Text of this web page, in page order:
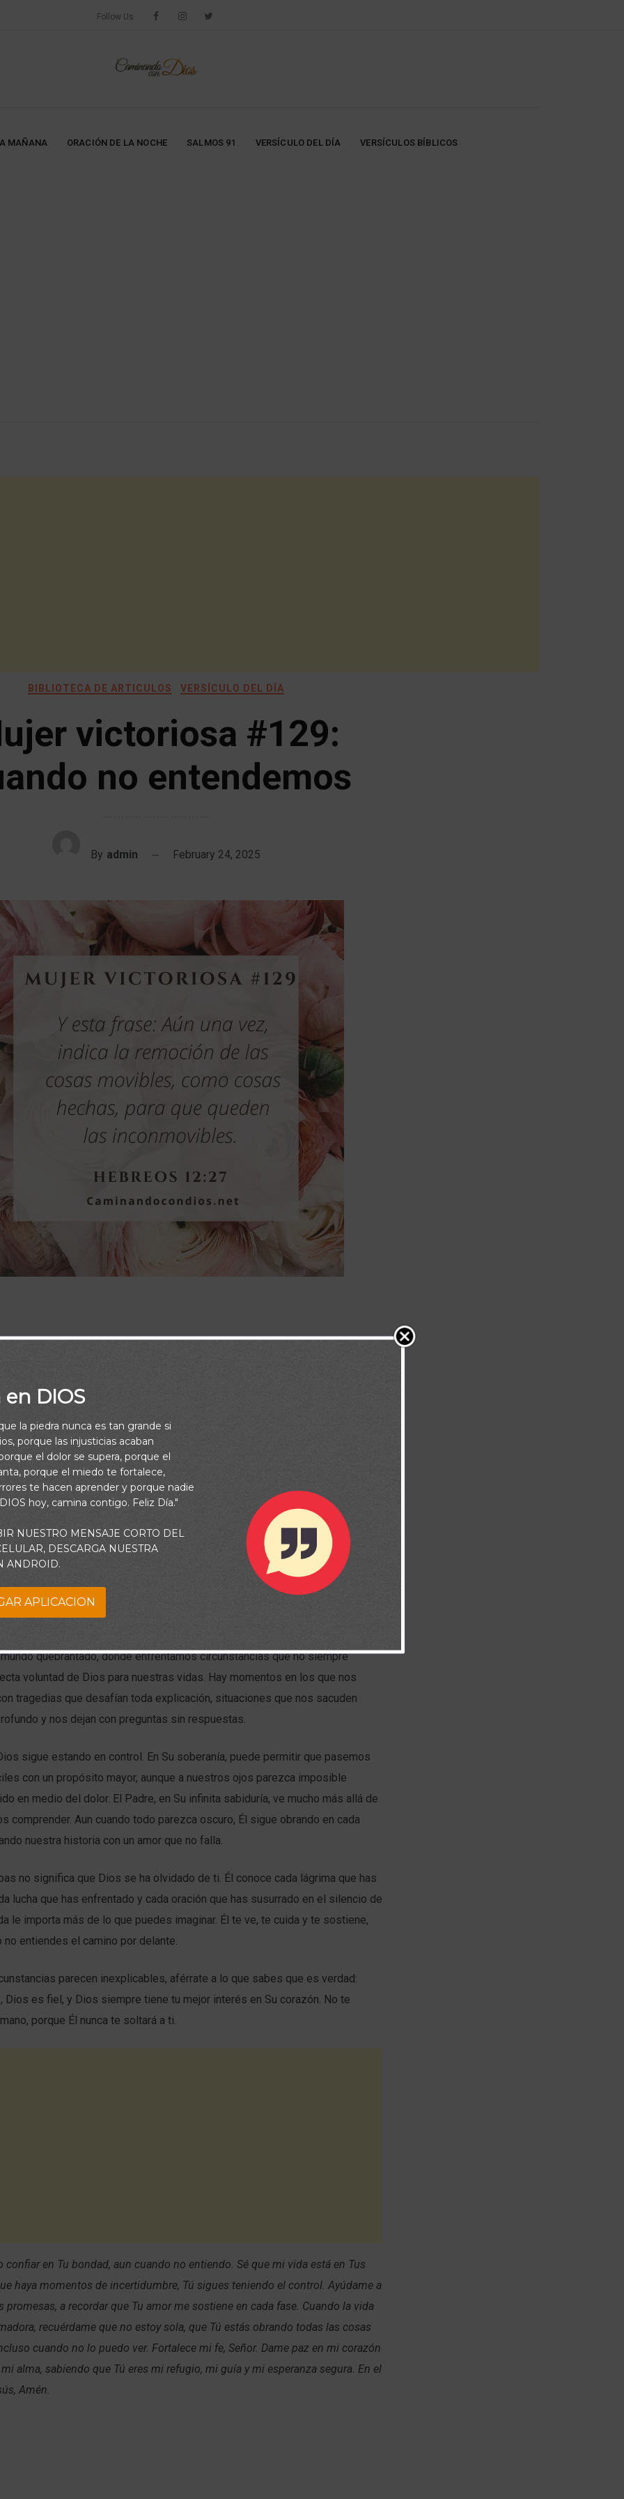
Follow Us
MAÑANA ORACIÓN DE LA NOCHE SALMOS 91 VERSÍCULO DEL DÍA VERSÍCULOS BÍBLICOS
BIBLIOTECA DE ARTICULOS VERSÍCULO DEL DÍA
victoriosa #129:
no entendemos
By admin February 24, 2025
una vez, indica la remoción de las cosas movibles, como cosas hechas,
quebrantado, donde enfrentamos circunstancias que no siempre
voluntad de Dios para nuestras vidas. Hay momentos en los que nos
tragedias que desafían toda explicación, situaciones que nos sacuden
y nos dejan con preguntas sin respuestas.
sigue estando en control. En Su soberanía, puede permitir que pasemos
con un propósito mayor, aunque a nuestros ojos parezca imposible
en medio del dolor. El Padre, en Su infinita sabiduría, ve mucho más allá de
comprender. Aun cuando todo parezca oscuro, Él sigue obrando en cada
nuestra historia con un amor que no falla.
no significa que Dios se ha olvidado de ti. Él conoce cada lágrima que has
lucha que has enfrentado y cada oración que has susurrado en el silencio de
le importa más de lo que puedes imaginar. Él te ve, te cuida y te sostiene,
no entiendes el camino por delante.
parecen inexplicables, aférrate a lo que sabes que es verdad:
Dios es fiel, y Dios siempre tiene tu mejor interés en Su corazón. No te
porque Él nunca te soltará a ti.
confiar en Tu bondad, aun cuando no entiendo. Sé que mi vida está en Tus
haya momentos de incertidumbre, Tú sigues teniendo el control. Ayúdame a
promesas, a recordar que Tu amor me sostiene en cada fase. Cuando la vida
recuérdame que no estoy sola, que Tú estás obrando todas las cosas
cuando no lo puedo ver. Fortalece mi fe, Señor. Dame paz en mi corazón
alma, sabiendo que Tú eres mi refugio, mi guía y mi esperanza segura. En el
Amén.
DIOS
la piedra nunca es tan grande si
porque las injusticias acaban
el dolor se supera, porque el
porque el miedo te fortalece,
te hacen aprender y porque nadie
hoy, camina contigo. Feliz Día."
NUESTRO MENSAJE CORTO DEL
DESCARGA NUESTRA
ANDROID.
APLICACION